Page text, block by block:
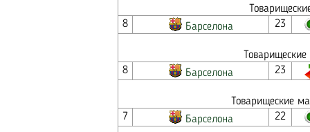
8
Барселона 23
8
Барселона 23
Товарищеские
7
Барселона 22